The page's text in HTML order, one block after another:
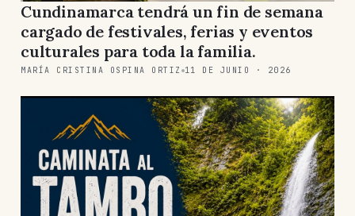
Cundinamarca tendrá un fin de semana
cargado de festivales, ferias y eventos
culturales para toda la familia.
MARÍA CRISTINA OSPINA ORTIZ 11 DE JUNIO · 2026